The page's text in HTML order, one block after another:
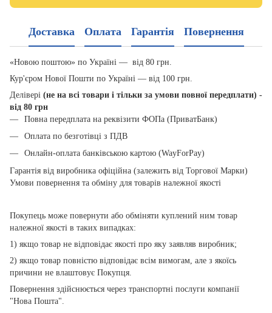
Доставка Оплата Гарантія Повернення
«Новою поштою» по Україні — від 80 грн.
Кур'єром Нової Пошти по Україні — від 100 грн.
Делівері (не на всі товари і тільки за умови повної передплати) -
від 80 грн
Повна передплата на реквізити ФОПа (ПриватБанк)
Оплата по безготівці з ПДВ
Онлайн-оплата банківською картою (WayForPay)
Гарантія від виробника офіційна (залежить від Торгової Марки)
Умови повернення та обміну для товарів належної якості
Покупець може повернути або обміняти куплений ним товар
належної якості в таких випадках:
1) якщо товар не відповідає якості про яку заявляв виробник;
2) якщо товар повністю відповідає всім вимогам, але з якоїсь
причини не влаштовує Покупця.
Повернення здійснюється через транспортні послуги компанії
"Нова Пошта".